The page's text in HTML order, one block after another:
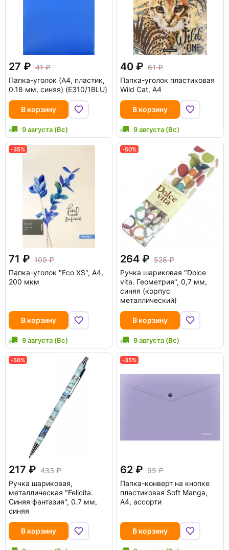
27
41
Папка-уголок (A4, пластик,
0.18 мм, синяя) (E310/1BLU)
В корзину
9 августа (Вс)
40
61
Папка-уголок пластиковая
Wild Cat, A4
В корзину
9 августа (Вс)
-35%
71
109
Папка-уголок "Eco XS", A4,
200 мкм
В корзину
9 августа (Вс)
-50%
264
528
Ручка шариковая "Dolce
vita. Геометрия", 0,7 мм,
синяя (корпус
металлический)
В корзину
9 августа (Вс)
-50%
217
433
Ручка шариковая,
металлическая "Felicita.
Синяя фантазия", 0.7 мм,
синяя
В корзину
-35%
62
95
Папка-конверт на кнопке
пластиковая Soft Manga,
A4, ассорти
В корзину